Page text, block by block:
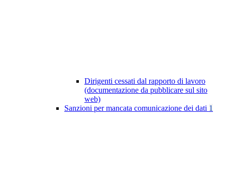
Dirigenti cessati dal rapporto di lavoro
(documentazione da pubblicare sul sito
web)
Sanzioni per mancata comunicazione dei dati 1